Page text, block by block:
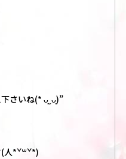
さいね(* ᴗ͈ˬᴗ͈)”
人*ˇ꒳ˇ*)